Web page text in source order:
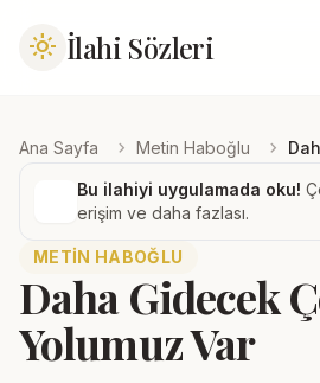
light_mode İlahi Sözleri
Ana Sayfa chevron_right Metin Haboğlu chevron_right
Bu ilahiyi uygulamada oku!
erişim ve daha fazlası.
METIN HABOĞLU
Daha Gidecek
Yolumuz Var